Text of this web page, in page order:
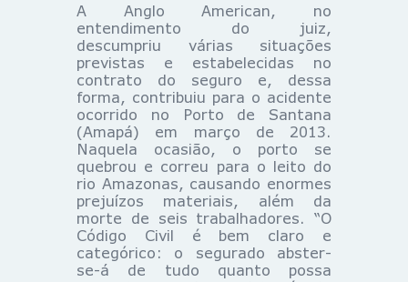
A Anglo American, no
entendimento do juiz,
descumpriu várias situações
previstas e estabelecidas no
contrato do seguro e, dessa
forma, contribuiu para o acidente
ocorrido no Porto de Santana
(Amapá) em março de 2013.
Naquela ocasião, o porto se
quebrou e correu para o leito do
rio Amazonas, causando enormes
prejuízos materiais, além da
morte de seis trabalhadores. “O
Código Civil é bem claro e
categórico: o segurado abster-
se-á de tudo quanto possa